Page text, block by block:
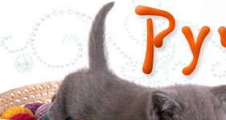
Перейти к основному содержанию